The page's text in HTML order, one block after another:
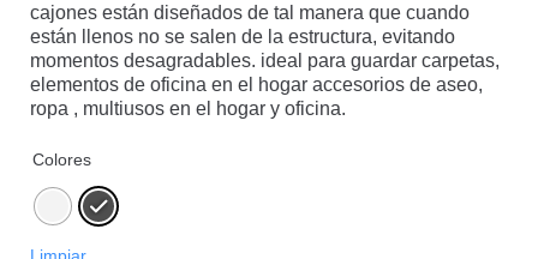
cajones están diseñados de tal manera que cuando
están llenos no se salen de la estructura, evitando
momentos desagradables. ideal para guardar carpetas,
elementos de oficina en el hogar accesorios de aseo,
ropa , multiusos en el hogar y oficina.
Colores